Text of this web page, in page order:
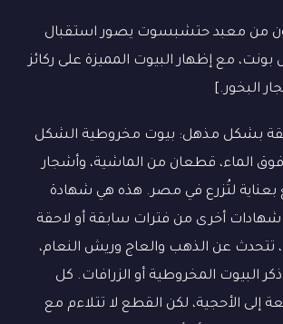
من معبد حتشبسوت يصور استقبال
مع إظهار البيوت المميزة على ركائز
البخور.]
بشكل مذهل: بيوت مخروطية الشكل
الماء، قطعان من الماشية، وأشجار
بعناية لتُزرع في مصر. هذه هي شهادة
أخرى من فترات سابقة أو لاحقة
تتحدث عن الذهب والعاج وريش النعام،
البيوت المخروطية أو الزرافات. كل
الأحجية، لكن القطع لا تتلاءم مع